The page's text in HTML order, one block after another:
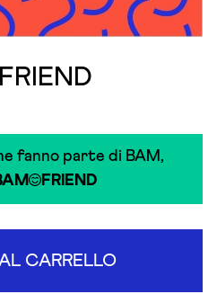
fanno parte di BAM,
FRIEND
CARRELLO